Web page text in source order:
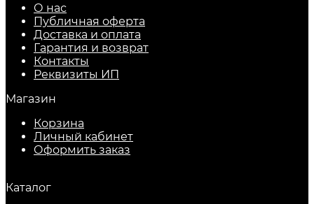
О нас
Публичная оферта
Доставка и оплата
Гарантия и возврат
Контакты
Реквизиты ИП
Магазин
Корзина
Личный кабинет
Оформить заказ
Каталог